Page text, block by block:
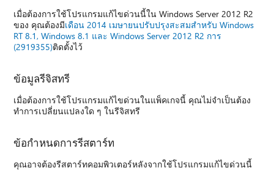
เมื่อต้องการใช้โปรแกรมแก้ไขด่วนนี้ใน Windows Server 2012 R2
ของ คุณต้องมีเดือน 2014 เมษายนปรับปรุงสะสมสำหรับ Windows
RT 8.1, Windows 8.1 และ Windows Server 2012 R2 การ
(2919355)ติดตั้งไว้
ข้อมูลรีจิสทรี
เมื่อต้องการใช้โปรแกรมแก้ไขด่วนในแพ็คเกจนี้ คุณไม่จำเป็นต้อง
ทำการเปลี่ยนแปลงใด ๆ ในรีจิสทรี
ข้อกำหนดการรีสตาร์ท
คุณอาจต้องรีสตาร์ทคอมพิวเตอร์หลังจากใช้โปรแกรมแก้ไขด่วนนี้